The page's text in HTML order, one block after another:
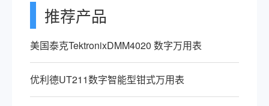
推荐产品
美国泰克TektronixDMM4020 数字万用表
优利德UT211数字智能型钳式万用表